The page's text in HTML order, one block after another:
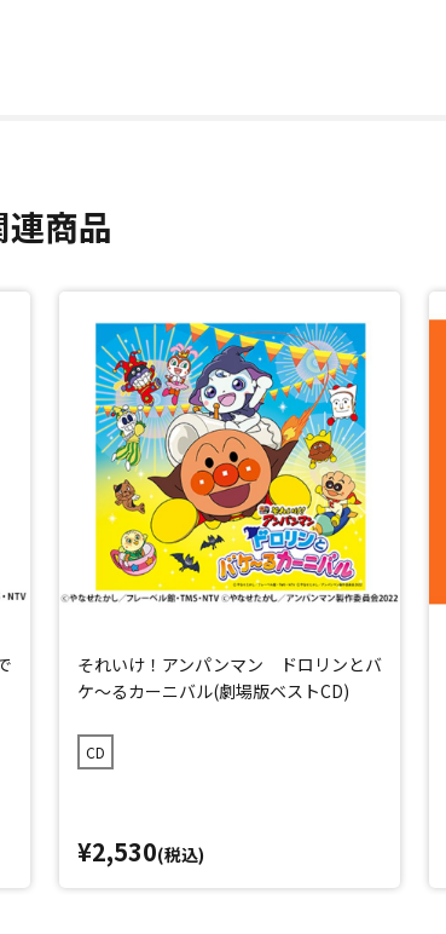
連商品
それいけ！アンパンマン ドロリンとバ
ケ～るカーニバル(劇場版ベストCD)
CD
¥2,530(税込)